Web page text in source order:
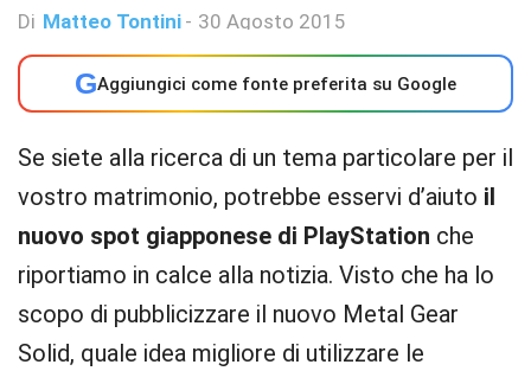
Di Matteo Tontini - 30 Agosto 2015
GAggiungici come fonte preferita su Google
Se siete alla ricerca di un tema particolare per il
vostro matrimonio, potrebbe esservi d’aiuto il
nuovo spot giapponese di PlayStation che
riportiamo in calce alla notizia. Visto che ha lo
scopo di pubblicizzare il nuovo Metal Gear
Solid, quale idea migliore di utilizzare le